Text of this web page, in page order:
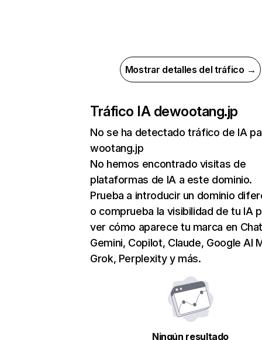
Mostrar detalles del tráfico →
Tráfico IA dewootang.jp
No se ha detectado tráfico de IA
wootang.jp
No hemos encontrado visitas de
plataformas de IA a este dominio.
Prueba a introducir un dominio
o comprueba la visibilidad de tu IA
ver cómo aparece tu marca en
Gemini, Copilot, Claude, Google AI
Grok, Perplexity y más.
Ningún resultado